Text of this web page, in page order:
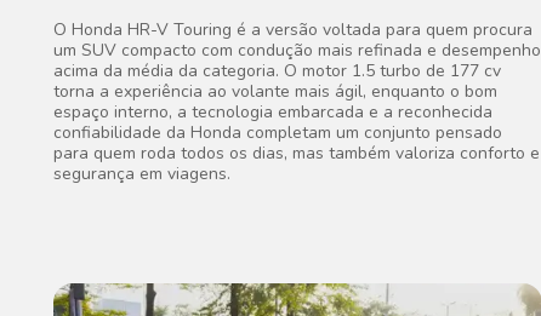
O Honda HR-V Touring é a versão voltada para quem procura
um SUV compacto com condução mais refinada e desempenho
acima da média da categoria. O motor 1.5 turbo de 177 cv
torna a experiência ao volante mais ágil, enquanto o bom
espaço interno, a tecnologia embarcada e a reconhecida
confiabilidade da Honda completam um conjunto pensado
para quem roda todos os dias, mas também valoriza conforto e
segurança em viagens.